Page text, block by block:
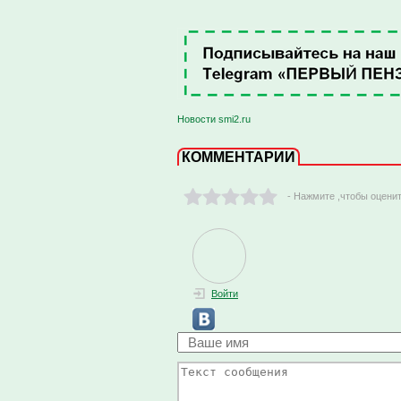
Новости smi2.ru
КОММЕНТАРИИ
- Нажмите ,чтобы
Войти